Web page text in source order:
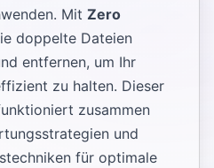
Mit Zero
doppelte Dateien
entfernen, um Ihr
zu halten. Dieser
zusammen
und
für optimale